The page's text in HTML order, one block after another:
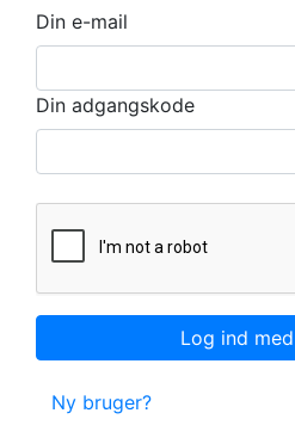
Din e-mail
Din adgangskode
Ny bruger?